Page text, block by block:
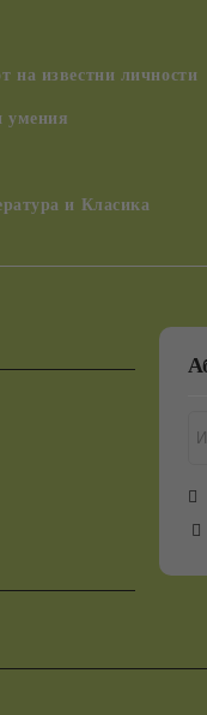
на известни личности
умения
и Класика